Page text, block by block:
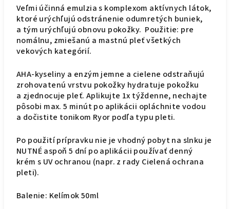
Veľmi účinná emulzia s komplexom aktívnych látok,
ktoré urýchľujú odstránenie odumretých buniek,
a tým urýchľujú obnovu pokožky. Použitie: pre
nomálnu, zmiešanú a mastnú pleť všetkých
vekových kategórií.
AHA-kyseliny a enzým jemne a cielene odstraňujú
zrohovatenú vrstvu pokožky hydratuje pokožku
a zjednocuje pleť. Aplikujte 1x týždenne, nechajte
pôsobi max. 5 minút po aplikácii opláchnite vodou
a dočistite tonikom Ryor podľa typu pleti.
Po použití prípravku nie je vhodný pobyt na slnku je
NUTNÉ aspoň 5 dní po aplikácii používať denný
krém s UV ochranou (napr. z rady Cielená ochrana
pleti).
Balenie: Kelímok 50ml